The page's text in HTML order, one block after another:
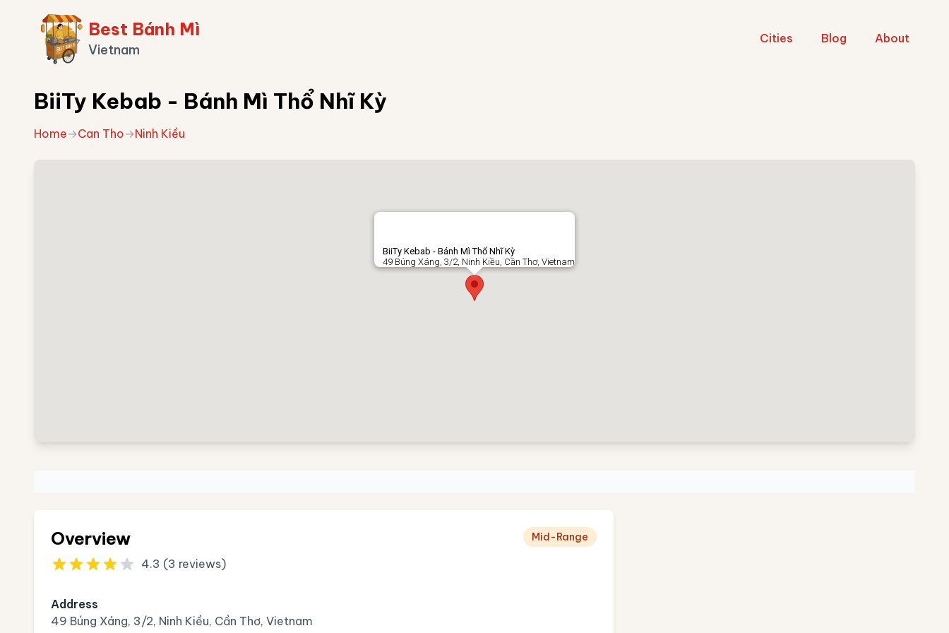
Best Bánh Mì
Vietnam
Cities Blog About
BiiTy Kebab - Bánh Mì Thổ Nhĩ Kỳ
Home→Can Tho→Ninh Kiều
BiiTy Kebab - Bánh Mì Thổ Nhĩ Kỳ
49 Búng Xáng, 3/2, Ninh Kiều, Cần Thơ, Vietnam
Overview
4.3 (3 reviews)
Mid-Range
Address
49 Búng Xáng, 3/2, Ninh Kiều, Cần Thơ, Vietnam